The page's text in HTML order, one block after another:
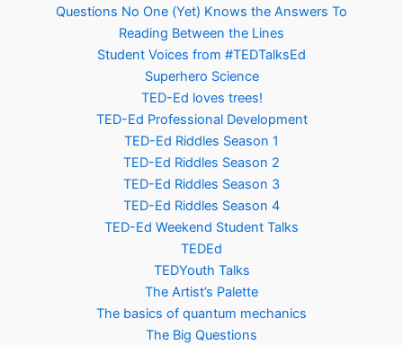
Questions No One (Yet) Knows the Answers To
Reading Between the Lines
Student Voices from #TEDTalksEd
Superhero Science
TED-Ed loves trees!
TED-Ed Professional Development
TED-Ed Riddles Season 1
TED-Ed Riddles Season 2
TED-Ed Riddles Season 3
TED-Ed Riddles Season 4
TED-Ed Weekend Student Talks
TEDEd
TEDYouth Talks
The Artist’s Palette
The basics of quantum mechanics
The Big Questions